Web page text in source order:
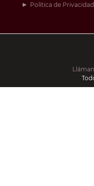
Política de Privacidad